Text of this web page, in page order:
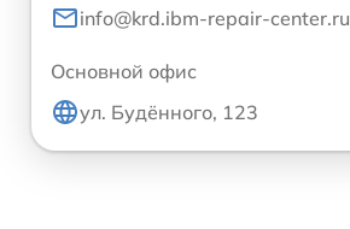
info@krd.ibm-repair-center.ru
Основной офис
ул. Будённого, 123